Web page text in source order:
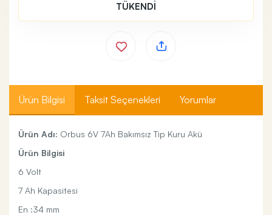
TÜKENDİ
Ürün Bilgisi Taksit Seçenekleri Yorumlar
Ürün Adı: Orbus 6V 7Ah Bakımsız Tip Kuru Akü
Ürün Bilgisi
6 Volt
7 Ah Kapasitesi
En :34 mm